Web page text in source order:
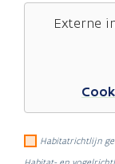
Externe
Habitatrichtlijn